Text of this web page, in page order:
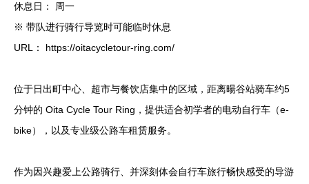
休息日： 周一
※ 带队进行骑行导览时可能临时休息
URL： https://oitacycletour-ring.com/
位于日出町中心、超市与餐饮店集中的区域，距离暘谷站骑车约5
分钟的 Oita Cycle Tour Ring，提供适合初学者的电动自行车（e-
bike），以及专业级公路车租赁服务。
作为因兴趣爱上公路骑行、并深刻体会自行车旅行畅快感受的导游